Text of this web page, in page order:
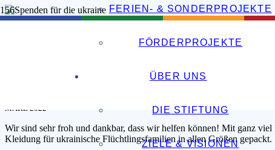
FERIEN- & SONDERPROJEKTE
FÖRDERPROJEKTE
ÜBER UNS
DIE STIFTUNG
ZIELE & VISIONEN
SPENDEN FÜR DIE
MÄRZ 2022
Wir sind sehr froh und dankbar, dass wir helfen können! Mit ganz
Kleidung für ukrainische Flüchtlingsfamilien in allen Größen gepackt.